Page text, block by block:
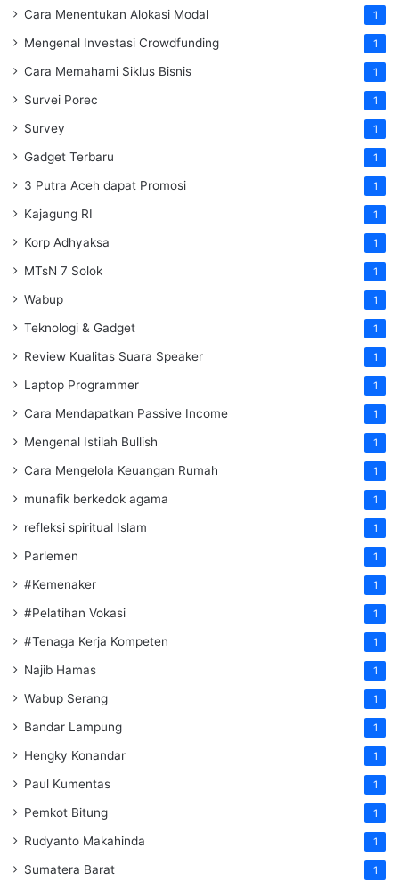
Cara Menentukan Alokasi Modal 1
Mengenal Investasi Crowdfunding 1
Cara Memahami Siklus Bisnis 1
Survei Porec 1
Survey 1
Gadget Terbaru 1
3 Putra Aceh dapat Promosi 1
Kajagung RI 1
Korp Adhyaksa 1
MTsN 7 Solok 1
Wabup 1
Teknologi & Gadget 1
Review Kualitas Suara Speaker 1
Laptop Programmer 1
Cara Mendapatkan Passive Income 1
Mengenal Istilah Bullish 1
Cara Mengelola Keuangan Rumah 1
munafik berkedok agama 1
refleksi spiritual Islam 1
Parlemen 1
#Kemenaker 1
#Pelatihan Vokasi 1
#Tenaga Kerja Kompeten 1
Najib Hamas 1
Wabup Serang 1
Bandar Lampung 1
Hengky Konandar 1
Paul Kumentas 1
Pemkot Bitung 1
Rudyanto Makahinda 1
Sumatera Barat 1